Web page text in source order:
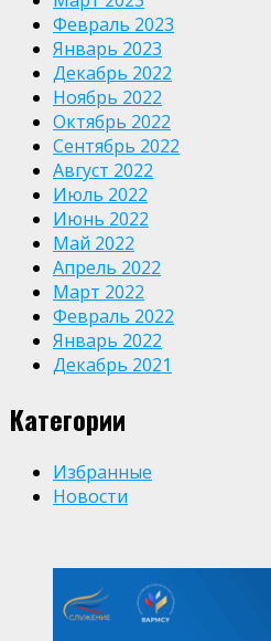
Февраль 2023
Январь 2023
Декабрь 2022
Ноябрь 2022
Октябрь 2022
Сентябрь 2022
Август 2022
Июль 2022
Июнь 2022
Май 2022
Апрель 2022
Март 2022
Февраль 2022
Январь 2022
Декабрь 2021
Категории
Избранные
Новости